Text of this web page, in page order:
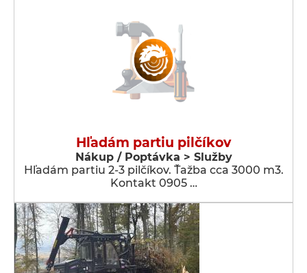
Hľadám partiu pilčíkov
Nákup / Poptávka > Služby
Hľadám partiu 2-3 pilčíkov. Ťažba cca 3000 m3.
Kontakt 0905 …